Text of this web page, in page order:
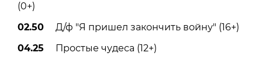
(0+)
02.50 Д/ф "Я пришел закончить войну" (16+)
04.25 Простые чудеса (12+)